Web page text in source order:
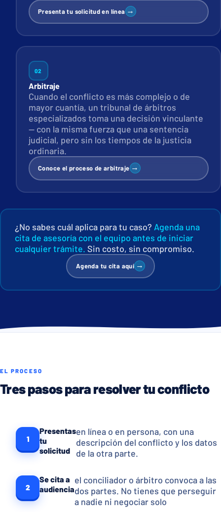
Presenta tu solicitud en línea →
02
Arbitraje
Cuando el conflicto es más complejo o de
mayor cuantía, un tribunal de árbitros
especializados toma una decisión vinculante
— con la misma fuerza que una sentencia
judicial, pero sin los tiempos de la justicia
ordinaria.
Conoce el proceso de arbitraje →
¿No sabes cuál aplica para tu caso? Agenda una
cita de asesoría con el equipo antes de iniciar
cualquier trámite. Sin costo, sin compromiso.
Agenda tu cita aquí→
EL PROCESO
Tres pasos para resolver tu conflicto
1
Presentas
tu
solicitud
en línea o en persona, con una
descripción del conflicto y los datos
de la otra parte.
2
Se cita a
audiencia
el conciliador o árbitro convoca a las
dos partes. No tienes que perseguir
a nadie ni negociar solo